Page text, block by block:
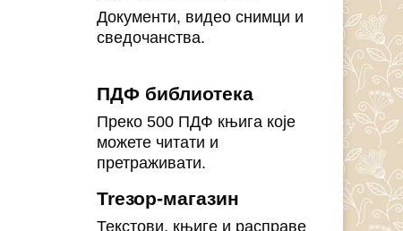
Документи, видео снимци и
сведочанства.
ПДФ библиотека
Преко 500 ПДФ књига које
можете читати и
претраживати.
Treзор-магазин
Текстови, књиге и расправе